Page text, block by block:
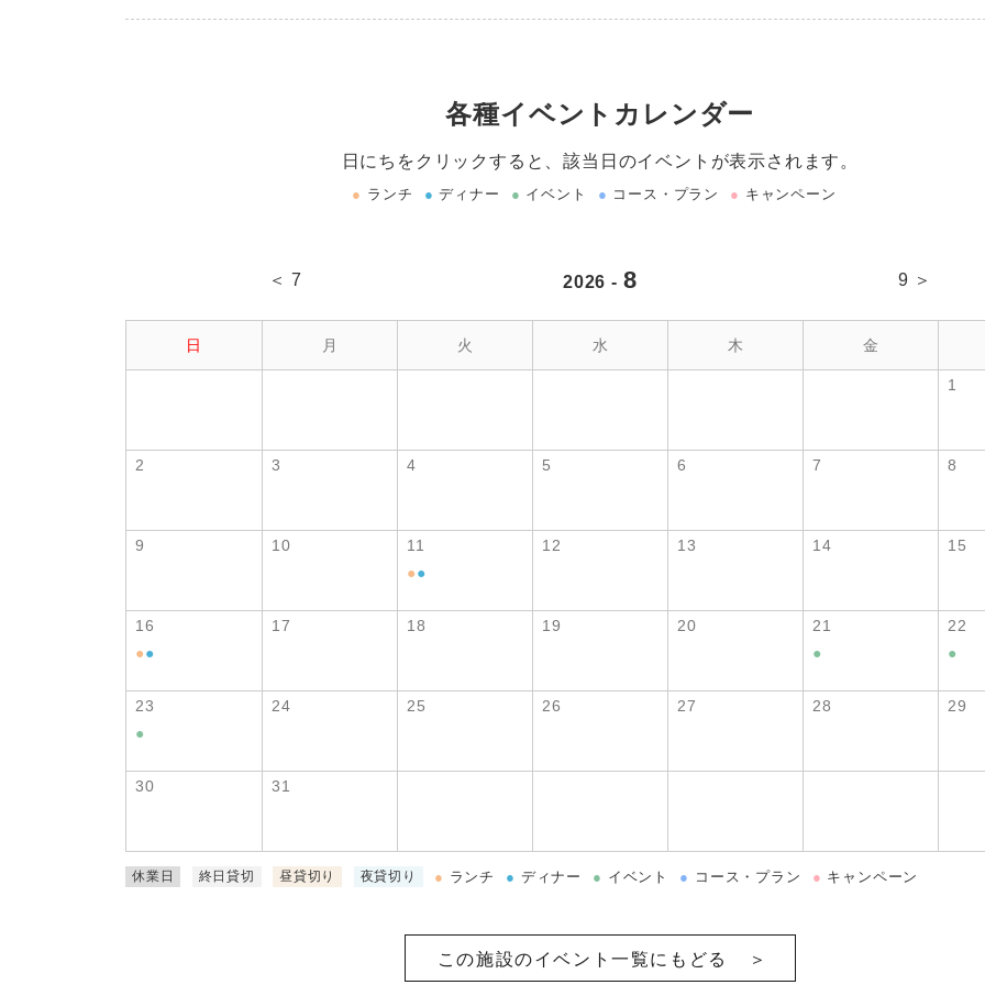
各種イベントカレンダー
日にちをクリックすると、該当日のイベントが表示されます。
● ランチ ● ディナー ● イベント ● コース・プラン ● キャンペーン
＜ 7 2026 - 8 9 ＞
日 月 火 水 木 金
1
2 3 4 5 6 7 8
9 10
11
●●
12 13 14 15
16
●●
17 18 19 20
21
●
22
●
23
●
24 25 26 27 28 29
30 31
休業日 終日貸切 昼貸切り 夜貸切り ● ランチ ● ディナー ● イベント ● コース・プラン ● キャンペーン
この施設のイベント一覧にもどる